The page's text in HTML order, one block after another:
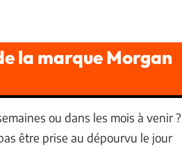
la marque Morgan
ou dans les mois à venir ?
être prise au dépourvu le jour